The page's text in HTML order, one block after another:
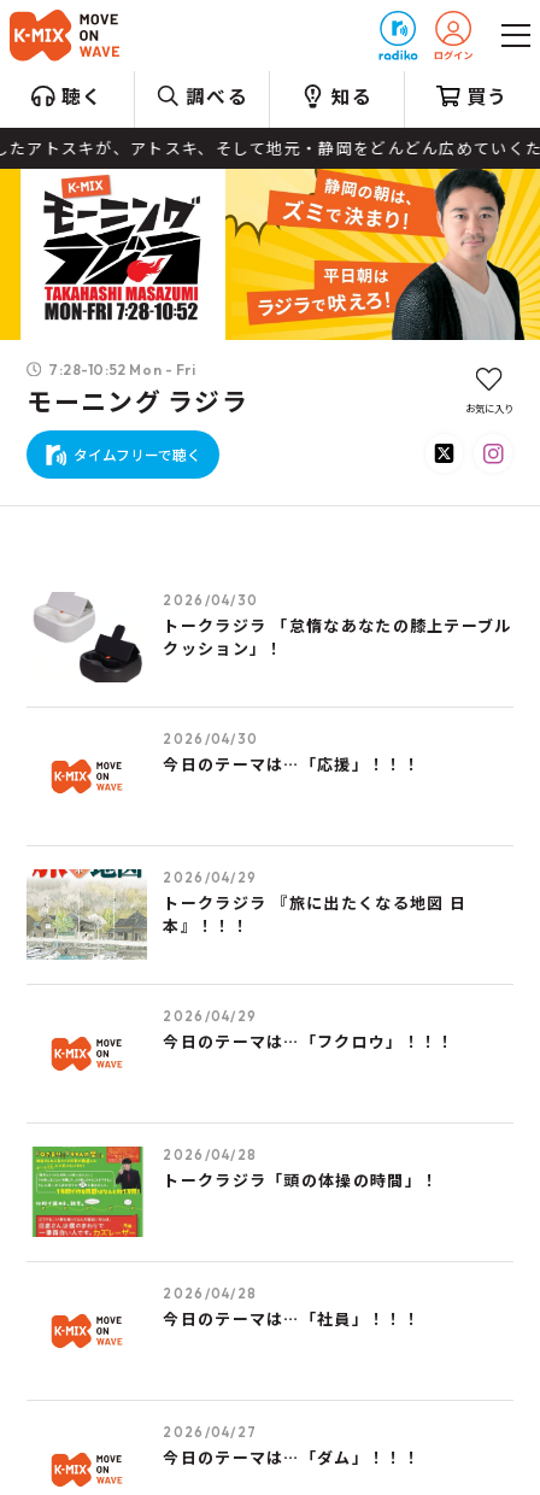
聴く 調べる 知る 買う
が、アトスキ、そして地元・静岡をどんどん広めていくため
7:28-10:52 Mon - Fri
モーニング ラジラ
タイムフリーで聴く
お気に入り
2026/04/30
トークラジラ 「怠惰なあなたの膝上テーブル
クッション」！
2026/04/30
今日のテーマは…「応援」！！！
2026/04/29
トークラジラ 『旅に出たくなる地図 日
本』！！！
2026/04/29
今日のテーマは…「フクロウ」！！！
2026/04/28
トークラジラ「頭の体操の時間」！
2026/04/28
今日のテーマは…「社員」！！！
2026/04/27
今日のテーマは…「ダム」！！！